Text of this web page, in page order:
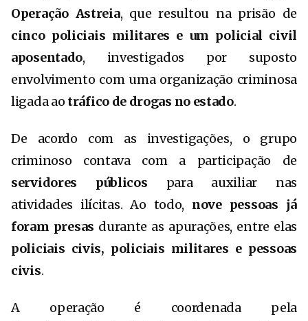
Operação Astreia, que resultou na prisão de
cinco policiais militares e um policial civil
aposentado, investigados por suposto
envolvimento com uma organização criminosa
ligada ao tráfico de drogas no estado.
De acordo com as investigações, o grupo
criminoso contava com a participação de
servidores públicos para auxiliar nas
atividades ilícitas. Ao todo, nove pessoas já
foram presas durante as apurações, entre elas
policiais civis, policiais militares e pessoas
civis.
A operação é coordenada pela